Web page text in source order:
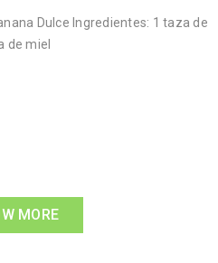
Dulce Ingredientes: 1 taza de
de miel
MORE